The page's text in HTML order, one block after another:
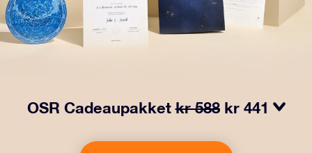
OSR Cadeaupakketkr 588 kr 441
cadeau bevat een prachtige envelop en